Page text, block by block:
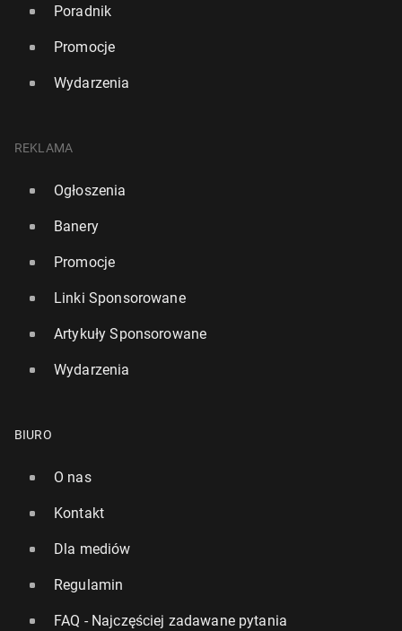
Poradnik
Promocje
Wydarzenia
REKLAMA
Ogłoszenia
Banery
Promocje
Linki Sponsorowane
Artykuły Sponsorowane
Wydarzenia
BIURO
O nas
Kontakt
Dla mediów
Regulamin
FAQ - Najczęściej zadawane pytania